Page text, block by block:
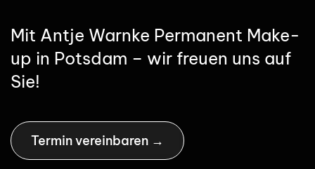
Mit Antje Warnke Permanent Make-
up in Potsdam – wir freuen uns auf
Sie!
Termin vereinbaren →